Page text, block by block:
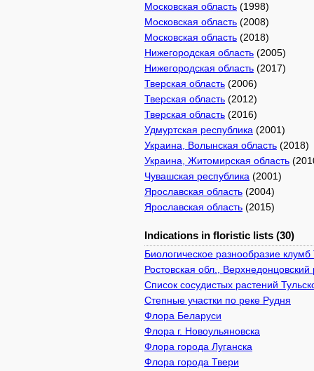
Московская область (1998)
Московская область (2008)
Московская область (2018)
Нижегородская область (2005)
Нижегородская область (2017)
Тверская область (2006)
Тверская область (2012)
Тверская область (2016)
Удмуртская республика (2001)
Украина, Волынская область (2018)
Украина, Житомирская область
Чувашская республика (2001)
Ярославская область (2004)
Ярославская область (2015)
Indications in floristic lists (30)
Биологическое разнообразие
Ростовская обл.,
Список сосудистых растений
Степные участки по реке Рудня
Флора Беларуси
Флора г. Новоульяновска
Флора города Луганска
Флора города Твери